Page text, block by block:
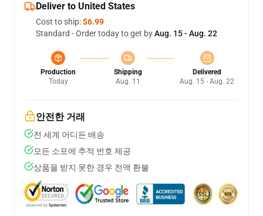
Deliver to United States
Cost to ship:$6.99
Standard - Order today to get byAug. 15 - Aug. 22
Production
Today
Shipping
Aug. 11
Delivered
Aug. 15 - Aug. 22
안전한 거래
전 세계 어디든 배송
모든 소포에 추적 번호 제공
상품을 받지 못한 경우 전액 환불